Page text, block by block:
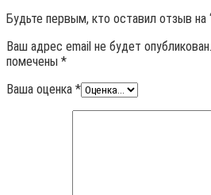
Будьте первым, кто оставил отзыв на
Ваш адрес email не будет опубликован.
помечены *
Ваша оценка *